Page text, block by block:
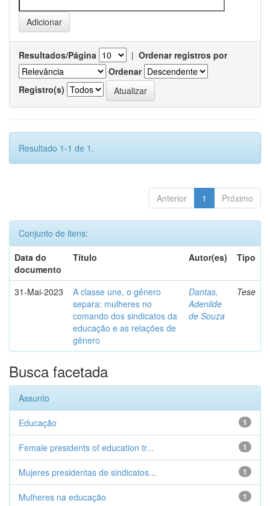
Resultados/Página | Ordenar registros por
Ordenar
Registro(s)
Resultado 1-1 de 1.
Anterior 1 Próximo
Conjunto de itens:
Data do
documento
Título Autor(es) Tipo
31-Mai-2023
A classe une, o gênero
separa: mulheres no
comando dos sindicatos da
educação e as relações de
gênero
Dantas,
Adenilde
de Souza
Tese
Busca facetada
Assunto
1
Educação
1
Female presidents of education tr...
1
Mujeres presidentas de sindicatos...
1
Mulheres na educação